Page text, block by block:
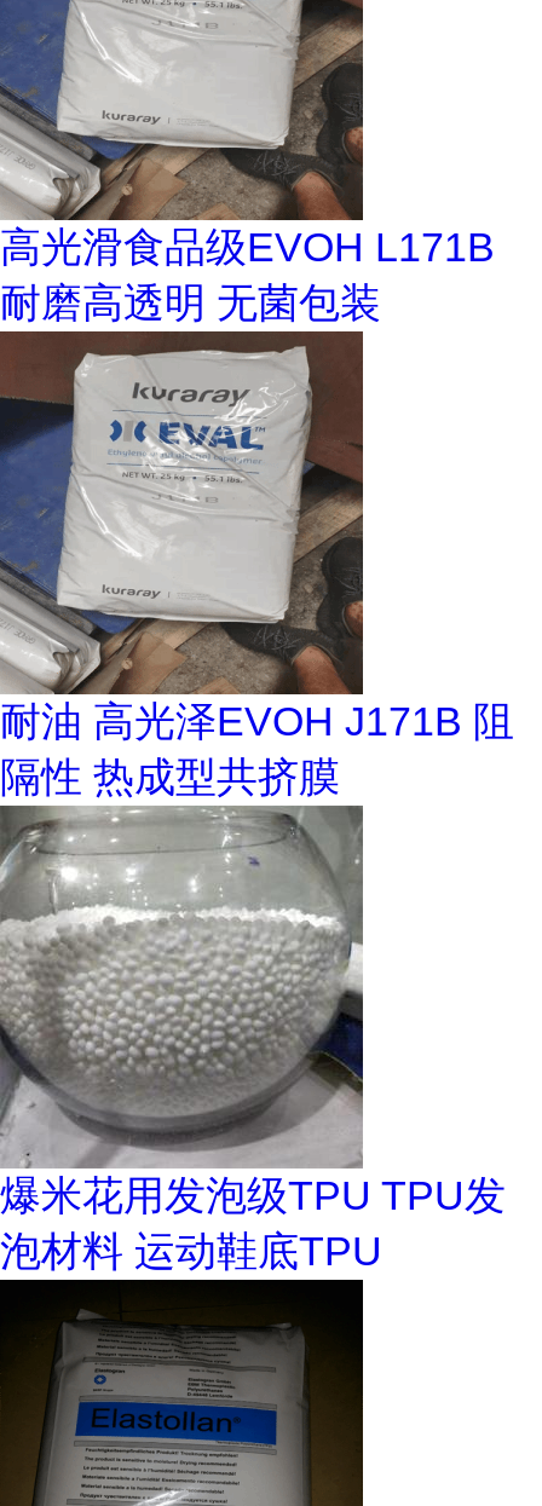
高光滑食品级EVOH L171B
耐磨高透明 无菌包装
耐油 高光泽EVOH J171B 阻
隔性 热成型共挤膜
爆米花用发泡级TPU TPU发
泡材料 运动鞋底TPU